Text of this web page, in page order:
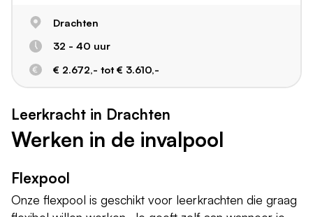
Drachten
32 - 40 uur
€ 2.672,- tot € 3.610,-
Leerkracht in Drachten
Werken in de invalpool
Flexpool
Onze flexpool is geschikt voor leerkrachten die graag